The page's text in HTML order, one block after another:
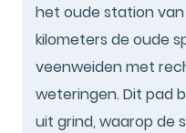
het oude station
kilometers de oude
veenweiden met
weteringen. Dit pad
uit grind, waarop de